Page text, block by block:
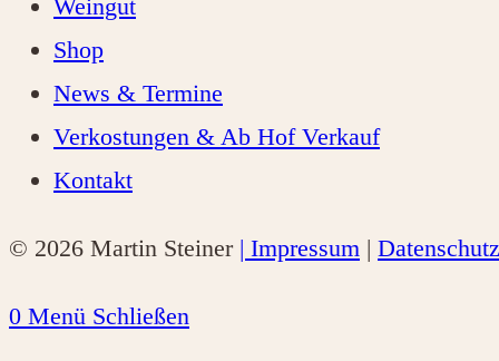
Weingut
Shop
News & Termine
Verkostungen & Ab Hof Verkauf
Kontakt
© 2026 Martin Steiner | Impressum | Datenschutz
0 Menü Schließen